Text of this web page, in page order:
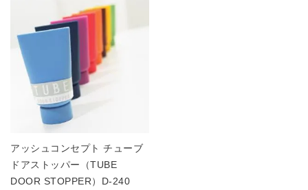
アッシュコンセプト チューブ
ドアストッパー（TUBE
DOOR STOPPER）D-240